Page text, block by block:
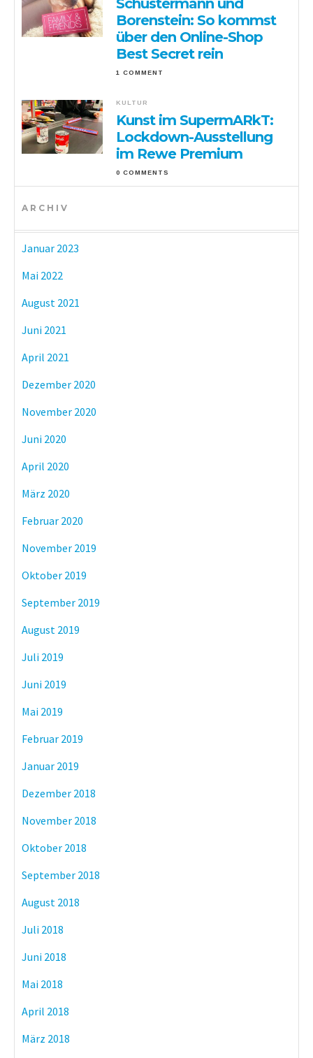
Schustermann und
Borenstein: So kommst
über den Online-Shop
Best Secret rein
1 COMMENT
KULTUR
Kunst im SupermARkT:
Lockdown-Ausstellung
im Rewe Premium
0 COMMENTS
ARCHIV
Januar 2023
Mai 2022
August 2021
Juni 2021
April 2021
Dezember 2020
November 2020
Juni 2020
April 2020
März 2020
Februar 2020
November 2019
Oktober 2019
September 2019
August 2019
Juli 2019
Juni 2019
Mai 2019
Februar 2019
Januar 2019
Dezember 2018
November 2018
Oktober 2018
September 2018
August 2018
Juli 2018
Juni 2018
Mai 2018
April 2018
März 2018